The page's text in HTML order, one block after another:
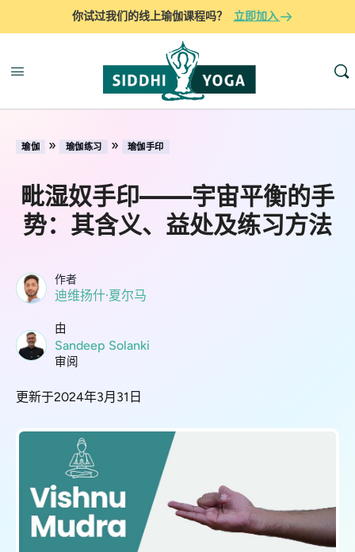
你试过我们的线上瑜伽课程吗？ 立即加入
瑜伽 » 瑜伽练习 » 瑜伽手印
毗湿奴手印——宇宙平衡的手
势：其含义、益处及练习方法
作者
迪维扬什·夏尔马
由
Sandeep Solanki
审阅
更新于2024年3月31日